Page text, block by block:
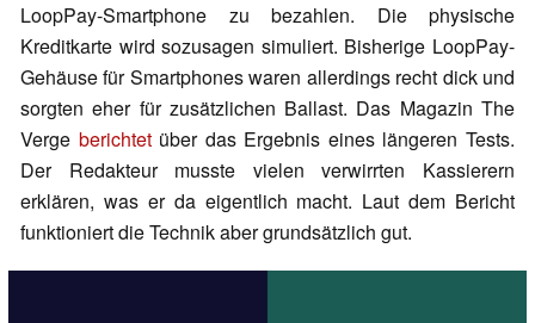
LoopPay-Smartphone zu bezahlen. Die physische
Kreditkarte wird sozusagen simuliert. Bisherige LoopPay-
Gehäuse für Smartphones waren allerdings recht dick und
sorgten eher für zusätzlichen Ballast. Das Magazin The
Verge berichtetüber das Ergebnis eines längeren Tests.
Der Redakteur musste vielen verwirrten Kassierern
erklären, was er da eigentlich macht. Laut dem Bericht
funktioniert die Technik aber grundsätzlich gut.